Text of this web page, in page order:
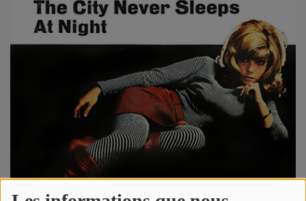
Contact
A PROPOS DE NOUS